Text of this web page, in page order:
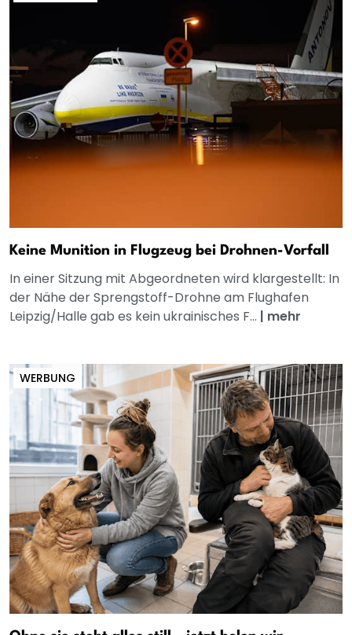
Keine Munition in Flugzeug bei Drohnen-Vorfall
In einer Sitzung mit Abgeordneten wird klargestellt: In
der Nähe der Sprengstoff-Drohne am Flughafen
Leipzig/Halle gab es kein ukrainisches F... | mehr
WERBUNG